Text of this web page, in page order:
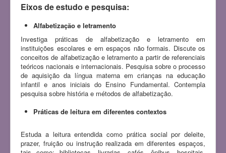
Eixos de estudo e pesquisa:
Alfabetização e letramento
Investiga práticas de alfabetização e letramento em
instituições escolares e em espaços não formais. Discute os
conceitos de alfabetização e letramento a partir de referenciais
teóricos nacionais e internacionais. Pesquisa sobre o processo
de aquisição da língua materna em crianças na educação
infantil e anos iniciais do Ensino Fundamental. Contempla
pesquisa sobre história e métodos de alfabetização.
Práticas de leitura em diferentes contextos
Estuda a leitura entendida como prática social por deleite,
prazer, fruição ou instrução realizada em diferentes espaços,